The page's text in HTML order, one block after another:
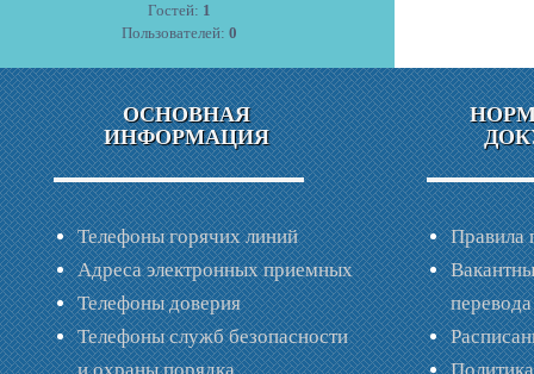
Гостей: 1
Пользователей: 0
ОСНОВНАЯ
ИНФОРМАЦИЯ
Телефоны горячих линий
Адреса электронных приемных
Телефоны доверия
Телефоны служб безопасности
Правила
перевода